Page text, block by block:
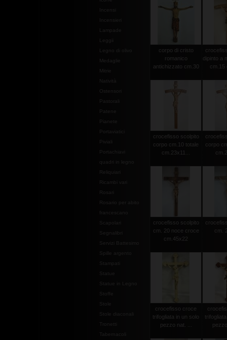
Leggii
Legno di olivo
Medaglie
Mitrie
Natività
Ostensori
Pastorali
Patene
Pianete
Portaviatici
Piviali
Portachiavi
quadri in legno
Reliquiari
Ricambi vari
Rosari
Rosario per abito
francescano
Scapolari
Segnalibri
Servizi Battesimo
Spille argento
Stampati
Statue
Statue in Legno
Stoffe
Stole
Stole diaconali
Tabernacoli
corpo di cristo
romanico
antichizzato cm.30
dipinto a
cm.15
crocefisso scolpito
corpo cm.10 totale
cm.23x11...
corpo
crocefisso scolpito
cm. 20 noce croce
cm.45x22
cm.
crocefisso croce
trifogliata in un solo
pezzo nat. ...